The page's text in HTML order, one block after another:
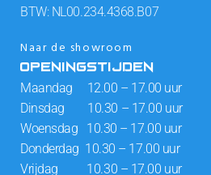
BTW: NL00.234.4368.B07
Naar de showroom
OPENINGSTIJDEN
Maandag 12.00 – 17.00 uur
Dinsdag 10.30 – 17.00 uur
Woensdag 10.30 – 17.00 uur
Donderdag 10.30 – 17.00 uur
Vrijdag 10.30 – 17.00 uur